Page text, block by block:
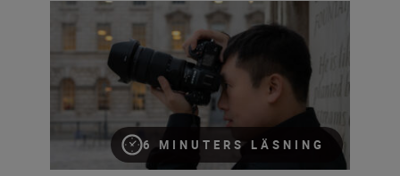
6 MINUTERS LÄSNING
Why pros love the NIKKOR Z 24-70mm f/2.8 S II